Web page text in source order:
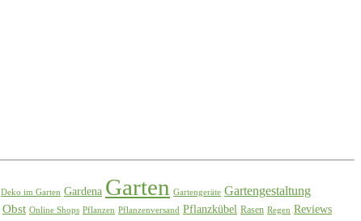
Deko im Garten Gardena Garten Gartengeräte Gartengestaltung
Obst Online Shops Pflanzen Pflanzenversand Pflanzkübel Rasen Regen Reviews